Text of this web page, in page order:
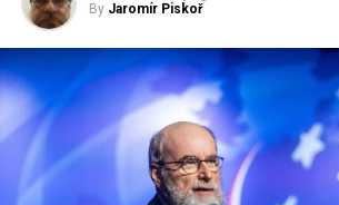
Schetyna tedy od předpokládané široké
ustoupit, ale protože mu vnitřní
kandidování pod samostatnou značkou
platformy je pro Občanskou platformu
nevýhodné, vytvořil model Koalice
kromě členů Občanské platformy,
feministické Inicjatywy Polske, mají
By Jaromír Piskoř